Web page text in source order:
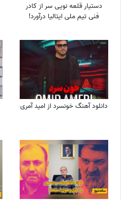
دستیار قلعه نویی سر از کادر
فنی تیم ملی ایتالیا درآورد!
دانلود آهنگ خونسرد از امید آمری